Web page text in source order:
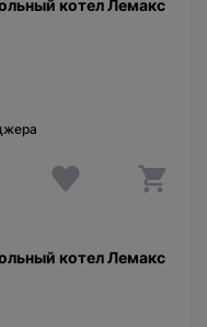
котел Лемакс
котел Лемакс